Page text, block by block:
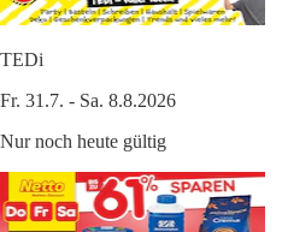
TEDi
Fr. 31.7. - Sa. 8.8.2026
Nur noch heute gültig